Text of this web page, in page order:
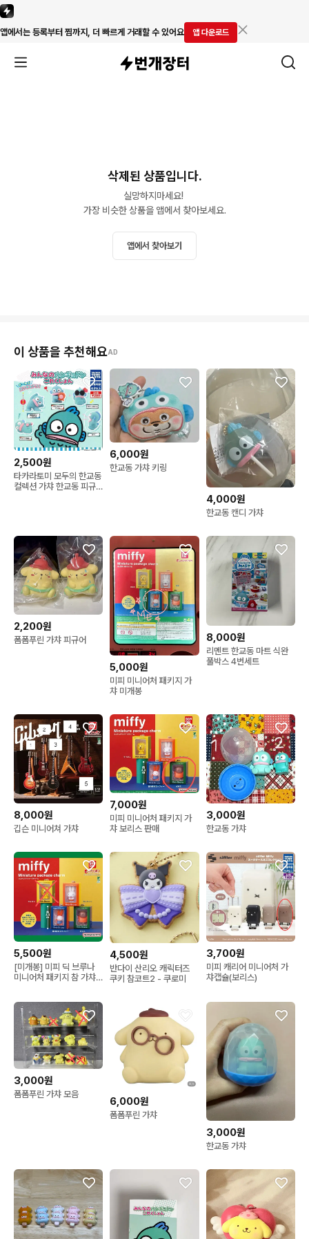
앱에서는 등록부터 찜까지, 더 빠르게 거래할 수 있어요 앱 다운로드
삭제된 상품입니다.
실망하지마세요!
가장 비슷한 상품을 앱에서 찾아보세요.
앱에서 찾아보기
이 상품을 추천해요AD
2,500원
타카라토미 모두의 한교동
컬렉션 가챠 한교동 피규
6,000원
한교동 가챠 키링
4,000원
한교동 캔디 가챠
2,200원
폼폼푸린 가챠 피규어
5,000원
미피 미니어처 패키지 가
챠 미개봉
8,000원
리멘트 한교동 마트 식완
풀박스 4번세트
8,000원
깁슨 미니어쳐 가챠
7,000원
미피 미니어처 패키지 가
챠 보리스 판매
3,000원
한교동 가챠
5,500원
[미개봉] 미피 딕 브루나
미니어처 패키지 참 가챠
4,500원
반다이 산리오 캐릭터즈
쿠키 참코트2 - 쿠로미
3,700원
미피 캐리어 미니어처 가
챠캡슐(보리스)
3,000원
폼폼푸린 가챠 모음
6,000원
폼폼푸린 가챠
3,000원
한교동 가챠